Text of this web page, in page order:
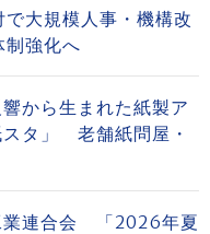
大規模人事・機構改
強化へ
から生まれた紙製ア
タ」 老舗紙問屋・
業連合会 「2026年夏